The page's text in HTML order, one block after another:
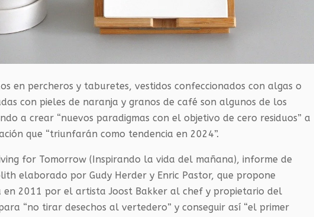
en percheros y taburetes, vestidos confeccionados con algas o
con pieles de naranja y granos de café son algunos de los
a crear “nuevos paradigmas con el objetivo de cero residuos” a
que “triunfarán como tendencia en 2024”.
for Tomorrow (Inspirando la vida del mañana), informe de
elaborado por Gudy Herder y Enric Pastor, que propone
en 2011 por el artista Joost Bakker al chef y propietario del
“no tirar desechos al vertedero” y conseguir así “el primer